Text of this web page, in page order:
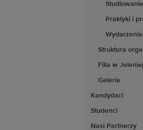
Studiowanie
Praktyki i
Wydarzenia
Struktura
Filia w
Galeria
Kandydaci
Studenci
Nasi Partnerzy